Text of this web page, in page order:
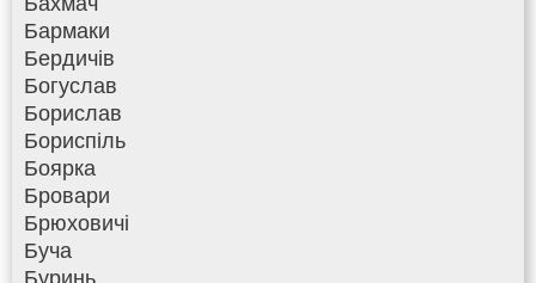
Бармаки
Бердичів
Богуслав
Борислав
Бориспіль
Боярка
Бровари
Брюховичі
Буча